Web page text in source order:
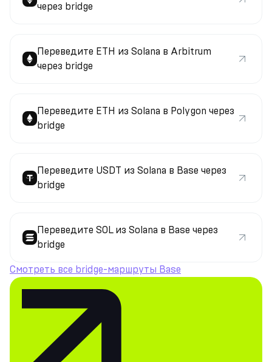
через bridge
Переведите ETH из Solana в Arbitrum
через bridge
Переведите ETH из Solana в Polygon через
bridge
Переведите USDT из Solana в Base через
bridge
Переведите SOL из Solana в Base через
bridge
Смотреть все bridge-маршруты Base